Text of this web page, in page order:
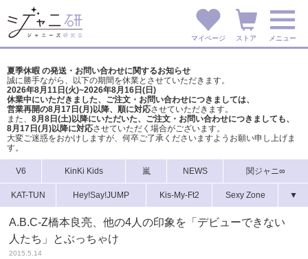
マイページ ストア メニュー
夏季休暇 の発送・お問い合わせに関するお知らせ
誠に勝手ながら、以下の期間を休業とさせていただきます。
2026年8月11日(火)~2026年8月16日(日)
休業中にいただきました、ご注文・お問い合わせにつきましては、
営業再開の8月17日(月)以降、順に対応させていただきます。
また、 8月8日(土)以降にいただいた、ご注文・ お問い合わせにつきましても、
8月17日(月)以降に対応させていただく場合がございます。
大変ご迷惑をおかけしますが、 何卒ご了承くださいますようお願い申し上げま
す。
V6 KinKi Kids 嵐 NEWS 関ジャニ∞
KAT-TUN Hey!Say!JUMP Kis-My-Ft2 Sexy Zone ▼
A.B.C-Z橋本良亮、他の4人の印象を「デビューできない
人たち」とぶっちゃけ
2015.5.14